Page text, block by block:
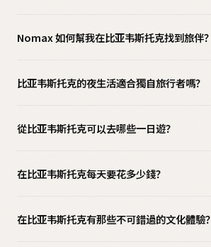
Nomax 如何幫我在比亚韦斯托克找到旅伴？
比亚韦斯托克的夜生活適合獨自旅行者嗎？
從比亚韦斯托克可以去哪些一日遊？
在比亚韦斯托克每天要花多少錢？
在比亚韦斯托克有那些不可錯過的文化體驗？